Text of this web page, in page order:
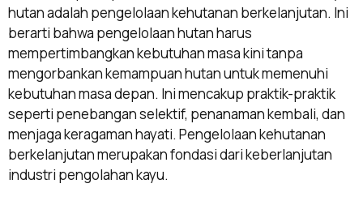
hutan adalah pengelolaan kehutanan berkelanjutan. Ini
berarti bahwa pengelolaan hutan harus
mempertimbangkan kebutuhan masa kini tanpa
mengorbankan kemampuan hutan untuk memenuhi
kebutuhan masa depan. Ini mencakup praktik-praktik
seperti penebangan selektif, penanaman kembali, dan
menjaga keragaman hayati. Pengelolaan kehutanan
berkelanjutan merupakan fondasi dari keberlanjutan
industri pengolahan kayu.